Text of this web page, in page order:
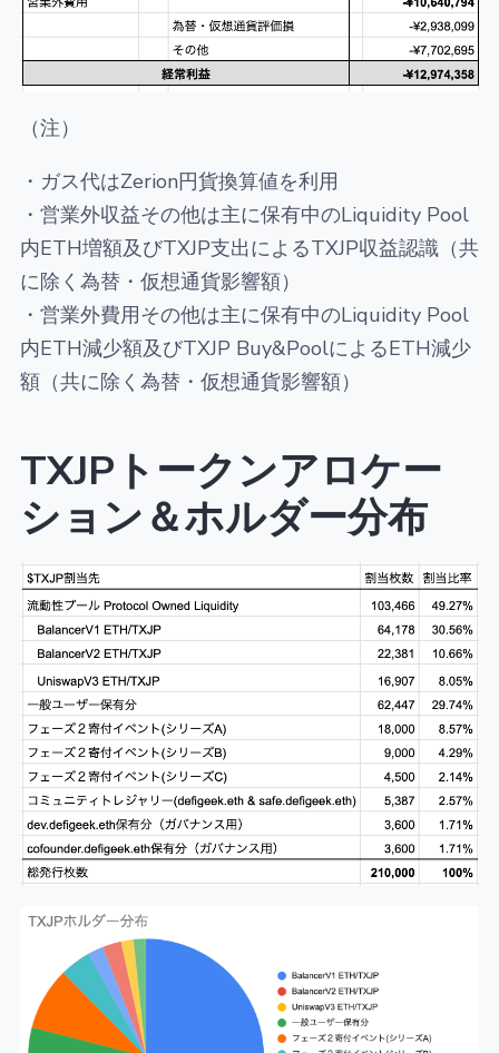
（注）
・ガス代はZerion円貨換算値を利用
・営業外収益その他は主に保有中のLiquidity Pool
内ETH増額及びTXJP支出によるTXJP収益認識（共
に除く為替・仮想通貨影響額）
・営業外費用その他は主に保有中のLiquidity Pool
内ETH減少額及びTXJP Buy&PoolによるETH減少
額（共に除く為替・仮想通貨影響額）
TXJPトークンアロケー
ション＆ホルダー分布